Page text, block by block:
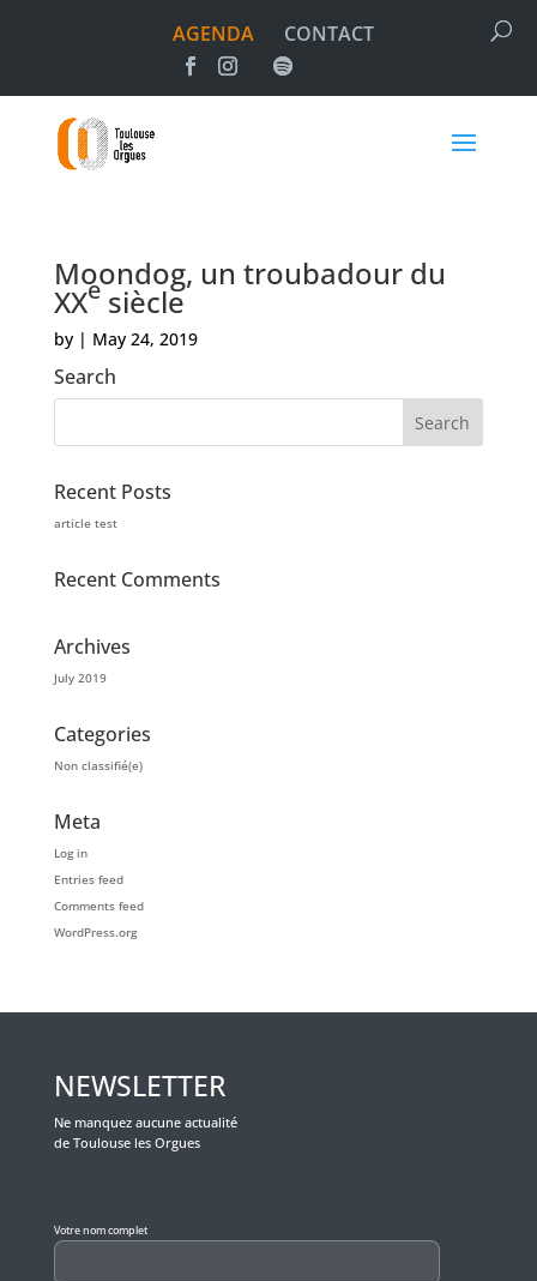
AGENDA CONTACT
Moondog, un troubadour du
XXesiècle
by | May 24, 2019
Search
Recent Posts
article test
Recent Comments
Archives
July 2019
Categories
Non classifié(e)
Meta
Log in
Entries feed
Comments feed
WordPress.org
NEWSLETTER
Ne manquez aucune actualité
de Toulouse les Orgues
Votre nom complet